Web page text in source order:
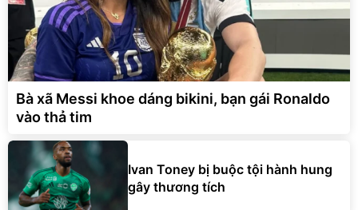
Bà xã Messi khoe dáng bikini, bạn gái Ronaldo
vào thả tim
Ivan Toney bị buộc tội hành hung
gây thương tích